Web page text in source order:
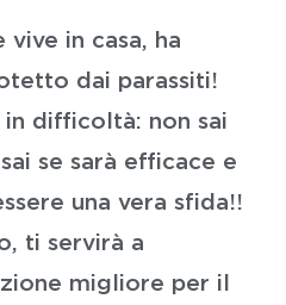
vive in casa, ha
dai parassiti!
difficoltà: non sai
se sarà efficace e
una vera sfida!!
ti servirà a
migliore per il